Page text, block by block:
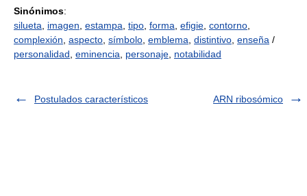
Sinónimos:
silueta
imagen estampa tipo forma efigie contorno
complexión aspecto símbolo emblema distintivo enseña /
personalidad eminencia personaje notabilidad
Postulados característicos ARN ribosómico